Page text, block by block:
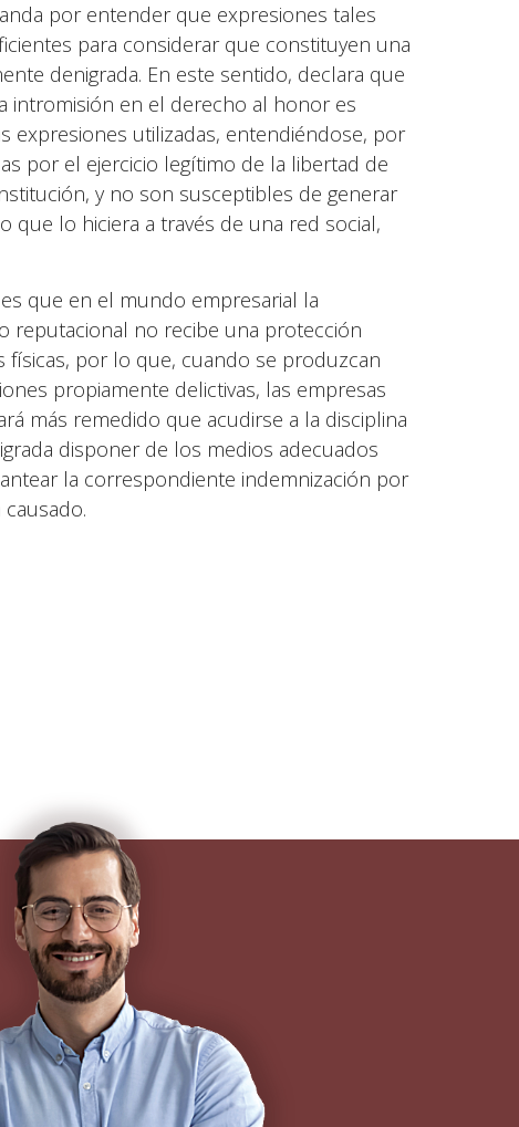
por entender que expresiones tales
para considerar que constituyen una
denigrada. En este sentido, declara que
intromisión en el derecho al honor es
expresiones utilizadas, entendiéndose, por
por el ejercicio legítimo de la libertad de
y no son susceptibles de generar
lo hiciera a través de una red social,
que en el mundo empresarial la
reputacional no recibe una protección
físicas, por lo que, cuando se produzcan
propiamente delictivas, las empresas
más remedido que acudirse a la disciplina
disponer de los medios adecuados
la correspondiente indemnización por